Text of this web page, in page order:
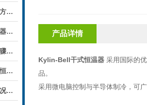
台式恒温振荡器的特点和工作方式几分钟了解
如何正确的操作台式恒温振荡器，详细说明不可错过哦
台式恒温振荡器基本的操作步骤，看完不再出错
简单回顾下，各位在操作台式恒温振荡器的时候都遇到过哪些问题
台式恒温振荡器的使用操作情况，作为操作者的我们都要掌握
产品详情
Kylin-Bell干式恒温器 采用国际的
品。
采用微电脑控制与半导体制冷，可